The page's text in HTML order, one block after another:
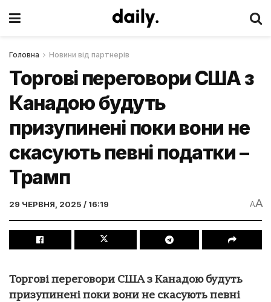
Головна Новини від партнерів
Торгові переговори США з
Канадою будуть
призупинені поки вони не
скасують певні податки –
Трамп
29 ЧЕРВНЯ, 2025 / 16:19 AA
Торгові переговори США з Канадою будуть
призупинені поки вони не скасують певні